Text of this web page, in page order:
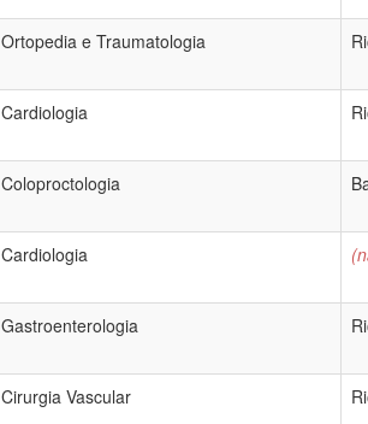
Ortopedia e Traumatologia
Cardiologia
Coloproctologia
Cardiologia
Gastroenterologia
Cirurgia Vascular